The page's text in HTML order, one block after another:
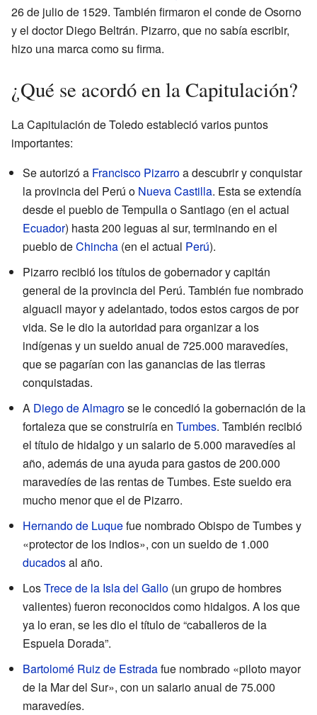
26 de julio de 1529. También firmaron el conde de Osorno
y el doctor Diego Beltrán. Pizarro, que no sabía escribir,
hizo una marca como su firma.
¿Qué se acordó en la Capitulación?
La Capitulación de Toledo estableció varios puntos
importantes:
Se autorizó a Francisco Pizarroa descubrir y conquistar
la provincia del Perú o Nueva Castilla. Esta se extendía
desde el pueblo de Tempulla o Santiago (en el actual
Ecuador) hasta 200 leguas al sur, terminando en el
pueblo deChincha (en el actual Perú).
Pizarro recibió los títulos de gobernador y capitán
general de la provincia del Perú. También fue nombrado
alguacil mayor y adelantado, todos estos cargos de por
vida. Se le dio la autoridad para organizar a los
indígenas y un sueldo anual de 725.000 maravedíes,
que se pagarían con las ganancias de las tierras
conquistadas.
A Diego de Almagrose le concedió la gobernación de la
fortaleza que se construiría en Tumbes. También recibió
el título de hidalgo y un salario de 5.000 maravedíes al
año, además de una ayuda para gastos de 200.000
maravedíes de las rentas de Tumbes. Este sueldo era
mucho menor que el de Pizarro.
Hernando de Luquefue nombrado Obispo de Tumbes y
«protector de los indios», con un sueldo de 1.000
ducadosal año.
LosTrece de la Isla del Gallo (un grupo de hombres
valientes) fueron reconocidos como hidalgos. A los que
ya lo eran, se les dio el título de “caballeros de la
Espuela Dorada”.
Bartolomé Ruiz de Estradafue nombrado «piloto mayor
de la Mar del Sur», con un salario anual de 75.000
maravedíes.